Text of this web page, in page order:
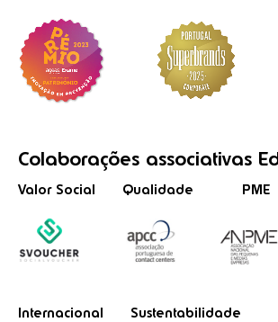
Colaborações associativas
Valor Social Qualidade PME
Internacional Sustentabilidade